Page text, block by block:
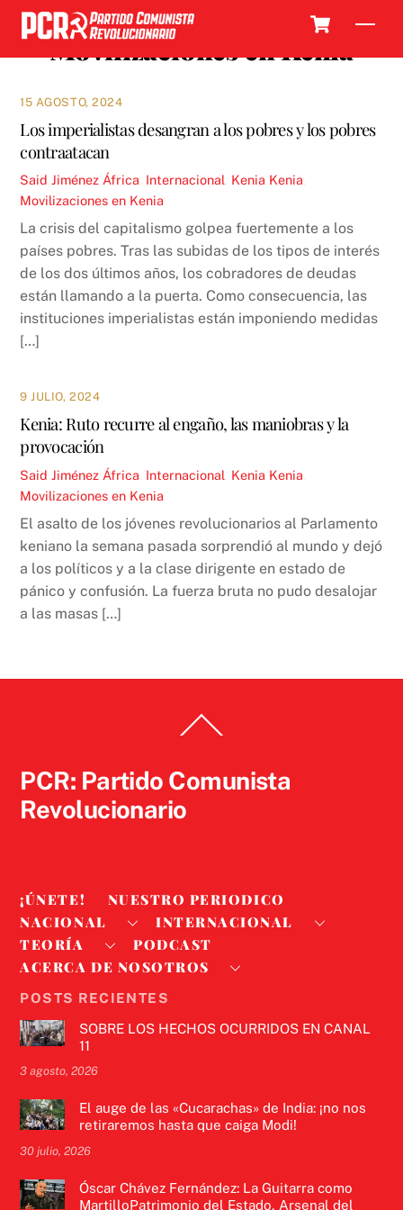
Skip
contentMovilizaciones en Kenia
15 AGOSTO, 2024
Los imperialistas desangran a los pobres y los pobres
contraatacan
Said Jiménez África Internacional Kenia Kenia
Movilizaciones en Kenia
La crisis del capitalismo golpea fuertemente a los
países pobres. Tras las subidas de los tipos de interés
de los dos últimos años, los cobradores de deudas
están llamando a la puerta. Como consecuencia, las
instituciones imperialistas están imponiendo medidas
[…]
9 JULIO, 2024
Kenia: Ruto recurre al engaño, las maniobras y la
provocación
Said Jiménez África Internacional Kenia Kenia
Movilizaciones en Kenia
El asalto de los jóvenes revolucionarios al Parlamento
keniano la semana pasada sorprendió al mundo y dejó
a los políticos y a la clase dirigente en estado de
pánico y confusión. La fuerza bruta no pudo desalojar
a las masas […]
To
PCR: Partido Comunista
Revolucionario
¡ÚNETE!
NUESTRO PERIODICO
NACIONAL
INTERNACIONAL
TEORÍA
PODCAST
ACERCA DE NOSOTROS
POSTS RECIENTES
SOBRE LOS HECHOS OCURRIDOS EN CANAL
11
3 agosto, 2026
El auge de las «Cucarachas» de India: ¡no nos
retiraremos hasta que caiga Modi!
30 julio, 2026
Óscar Chávez Fernández: La Guitarra como
MartilloPatrimonio del Estado, Arsenal del